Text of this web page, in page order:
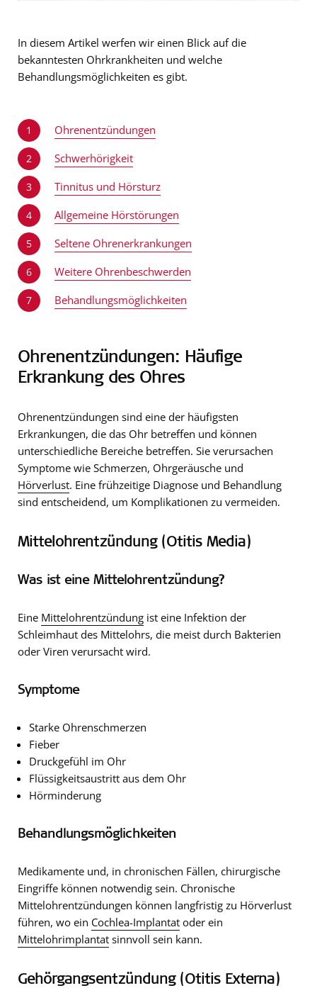
In diesem Artikel werfen wir einen Blick auf die
bekanntesten Ohrkrankheiten und welche
Behandlungsmöglichkeiten es gibt.
1 Ohrenentzündungen
2 Schwerhörigkeit
3 Tinnitus und Hörsturz
4 Allgemeine Hörstörungen
5 Seltene Ohrenerkrankungen
6 Weitere Ohrenbeschwerden
7 Behandlungsmöglichkeiten
Ohrenentzündungen: Häufige
Erkrankung des Ohres
Ohrenentzündungen sind eine der häufigsten
Erkrankungen, die das Ohr betreffen und können
unterschiedliche Bereiche betreffen. Sie verursachen
Symptome wie Schmerzen, Ohrgeräusche und
Hörverlust. Eine frühzeitige Diagnose und Behandlung
sind entscheidend, um Komplikationen zu vermeiden.
Mittelohrentzündung (Otitis Media)
Was ist eine Mittelohrentzündung?
Eine Mittelohrentzündung ist eine Infektion der
Schleimhaut des Mittelohrs, die meist durch Bakterien
oder Viren verursacht wird.
Symptome
Starke Ohrenschmerzen
Fieber
Druckgefühl im Ohr
Flüssigkeitsaustritt aus dem Ohr
Hörminderung
Behandlungsmöglichkeiten
Medikamente und, in chronischen Fällen, chirurgische
Eingriffe können notwendig sein. Chronische
Mittelohrentzündungen können langfristig zu Hörverlust
führen, wo ein Cochlea-Implantat oder ein
Mittelohrimplantat sinnvoll sein kann.
Gehörgangsentzündung (Otitis Externa)